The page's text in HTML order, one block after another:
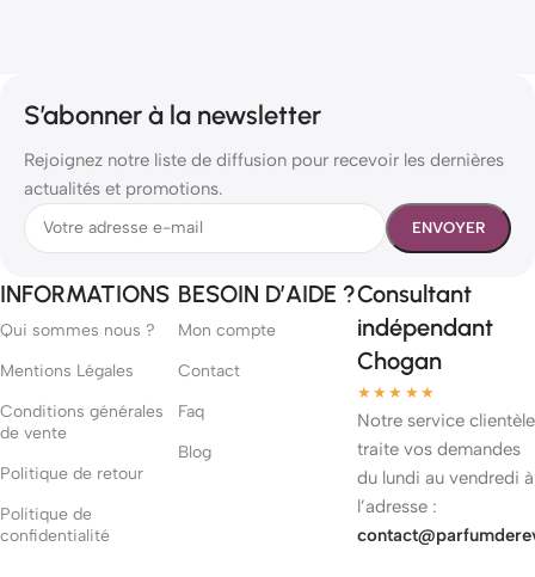
S’abonner à la newsletter
Rejoignez notre liste de diffusion pour recevoir les dernières
actualités et promotions.
INFORMATIONS
Qui sommes nous ?
Mentions Légales
Conditions générales
de vente
Politique de retour
Politique de
confidentialité
BESOIN D’AIDE ?
Mon compte
Contact
Faq
Blog
Consultant
indépendant
Chogan
★★★★★
Notre service clientèle
traite vos demandes
du lundi au vendredi à
l’adresse :